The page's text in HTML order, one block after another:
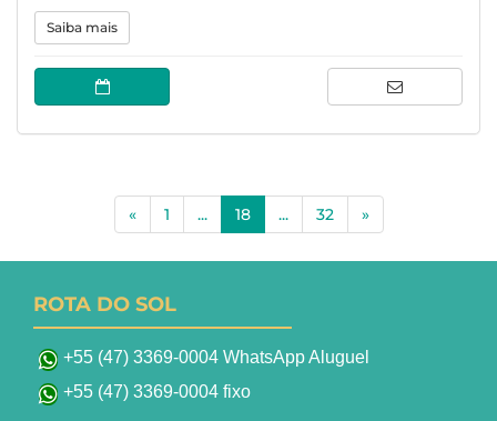
Saiba mais
« 1 ... 18(current)
... 32 »
ROTA DO SOL
+55 (47) 3369-0004 WhatsApp Aluguel
+55 (47) 3369-0004 fixo